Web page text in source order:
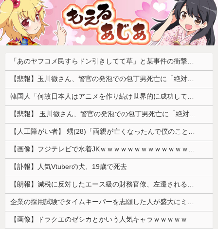
「あのヤフコメ民すらドン引きしてて草」と某事件の衝撃的な公判が話題に、なんか変な力が働いてんのかってくらい……
【悲報】玉川徹さん、警官の発泡での包丁男死亡に「絶対に死刑にならない罪なのに警察が死刑にした！」 → 元警官のマジレスがコチラ → ………
韓国人「何故日本人はアニメを作り続け世界的に成功しているのか？その驚異の制作体制に韓国人が驚愕！」→「条件がそんなに揃っていたなんて‥」
【悲報】 玉川徹さん、警官の発泡での包丁男死亡に「絶対に死刑にならない罪なのに警察が死刑にした！」 → 元警官のマジレスがコチラ → ………
【人工障がい者】 甥(28)「両親が亡くなったんで僕のこと引き取ってほしいんですけど！」なんでいい年したヒキニートを引き取らなきゃいけないんだ...
【画像】フジテレビで水着JKｗｗｗｗｗｗｗｗｗｗｗｗｗｗｗｗ
【訃報】人気Vtuberの犬、19歳で死去
【朗報】減税に反対したエース級の財務官僚、左遷されるｗｗｗｗｗｗ
企業の採用試験でタイムキーパーを志願した人が盛大にミス、グループは険悪になりタイムアップとなったが……
【画像】ドラクエのゼシカとかいう人気キャラｗｗｗｗｗ